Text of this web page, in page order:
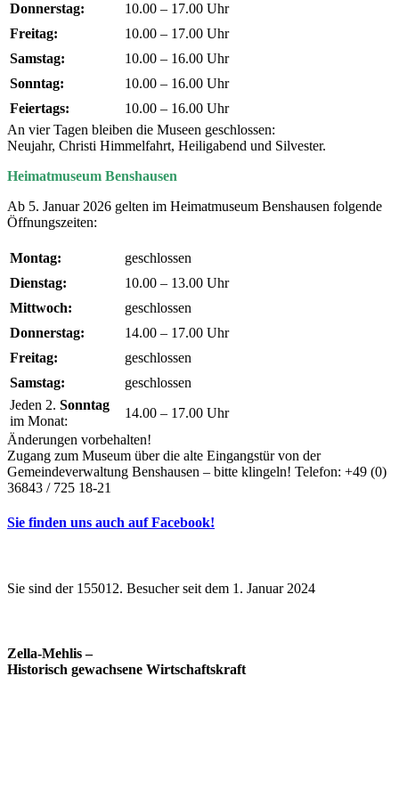
Donnerstag:
10.00 – 17.00 Uhr
Freitag:
10.00 – 17.00 Uhr
Samstag:
10.00 – 16.00 Uhr
Sonntag:
10.00 – 16.00 Uhr
Feiertags:
10.00 – 16.00 Uhr
An vier Tagen bleiben die Museen geschlossen:
Neujahr, Christi Himmelfahrt, Heiligabend und Silvester.
Heimatmuseum Benshausen
Ab 5. Januar 2026 gelten im Heimatmuseum Benshausen folgende
Öffnungszeiten:
Montag:
geschlossen
Dienstag:
10.00 – 13.00 Uhr
Mittwoch:
geschlossen
Donnerstag:
14.00 – 17.00 Uhr
Freitag:
geschlossen
Samstag:
geschlossen
Jeden 2. Sonntag
im Monat:
14.00 – 17.00 Uhr
Änderungen vorbehalten!
Zugang zum Museum über die alte Eingangstür von der
Gemeindeverwaltung Benshausen – bitte klingeln! Telefon: +49 (0)
36843 / 725 18-21
Sie finden uns auch auf Facebook!
Sie sind der 155012. Besucher seit dem 1. Januar 2024
Zella-Mehlis –
Historisch gewachsene Wirtschaftskraft